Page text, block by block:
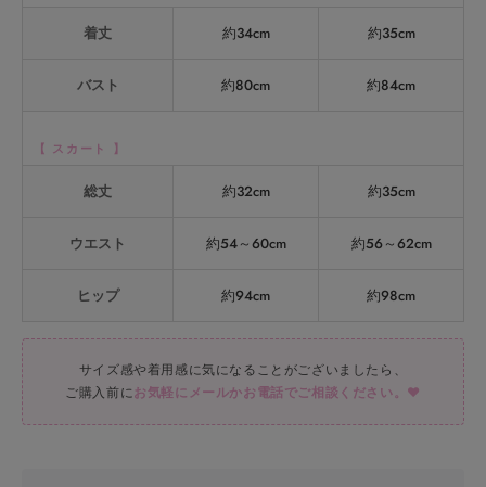
着丈 約34cm 約35cm
バスト 約80cm 約84cm
【 スカート 】
総丈 約32cm 約35cm
ウエスト 約54～60cm 約56～62cm
ヒップ 約94cm 約98cm
サイズ感や着用感に気になることがございましたら、
ご購入前にお気軽にメールかお電話でご相談ください。♥